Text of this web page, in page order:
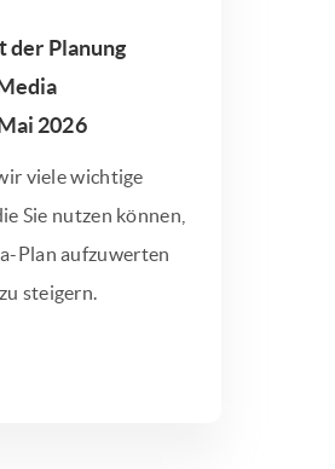
der Planung
2026
viele wichtige
Sie nutzen können,
Plan aufzuwerten
steigern.